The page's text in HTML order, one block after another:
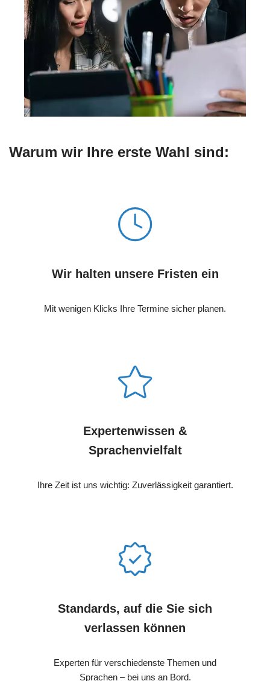
Warum wir Ihre erste Wahl sind:
Wir halten unsere Fristen ein
Mit wenigen Klicks Ihre Termine sicher planen.
Expertenwissen &
Sprachenvielfalt
Ihre Zeit ist uns wichtig: Zuverlässigkeit garantiert.
Standards, auf die Sie sich
verlassen können
Experten für verschiedenste Themen und
Sprachen – bei uns an Bord.